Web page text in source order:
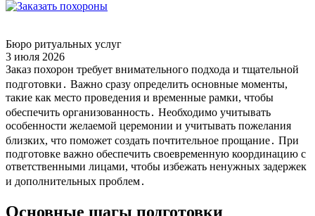
Бюро ритуальных услуг
3 июля 2026
Заказ похорон требует внимательного подхода и тщательной
подготовки․ Важно сразу определить основные моменты,
такие как место проведения и временные рамки, чтобы
обеспечить организованность․ Необходимо учитывать
особенности желаемой церемонии и учитывать пожелания
близких, что поможет создать почтительное прощание․ При
подготовке важно обеспечить своевременную координацию с
ответственными лицами, чтобы избежать ненужных задержек
и дополнительных проблем․
Основные шагы подготовки